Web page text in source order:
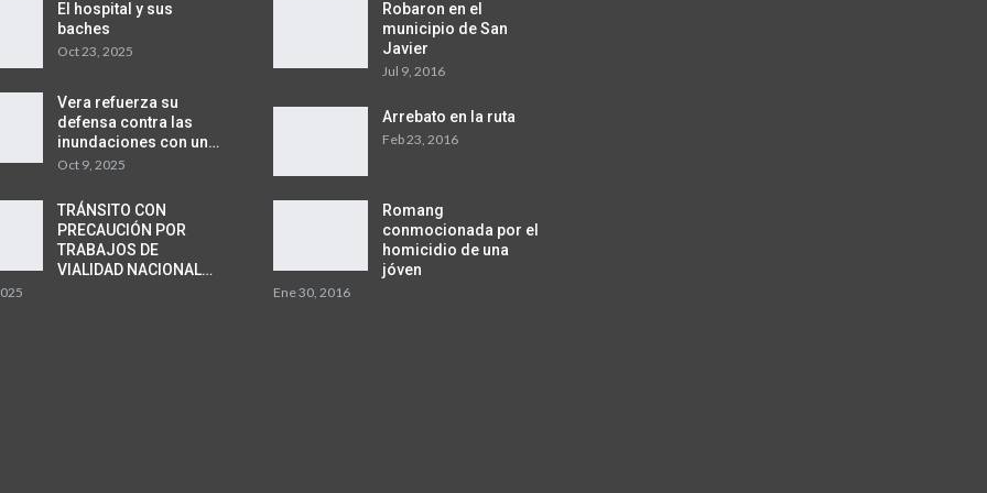
El hospital y sus
baches
Oct 23, 2025
Vera refuerza su
defensa contra las
inundaciones con un…
Oct 9, 2025
TRÁNSITO CON
PRECAUCIÓN POR
TRABAJOS DE
VIALIDAD NACIONAL…
Robaron en el
municipio de San
Javier
Jul 9, 2016
Arrebato en la ruta
Feb 23, 2016
Romang
conmocionada por el
homicidio de una
jóven
Ene 30, 2016